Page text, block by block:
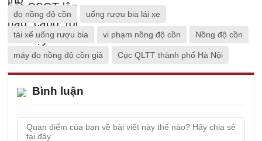
đo nồng độ cồn uống rượu bia lái xe
tài xế uống rượu bia vi phạm nồng độ cồn Nồng độ cồn
máy đo nồng độ cồn giả Cục QLTT thành phố Hà Nội
Bình luận